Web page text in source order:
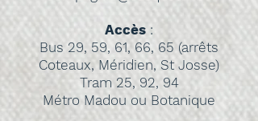
Accès :
Bus 29, 59, 61, 66, 65 (arrêts
Coteaux, Méridien, St Josse)
Tram 25, 92, 94
Métro Madou ou Botanique